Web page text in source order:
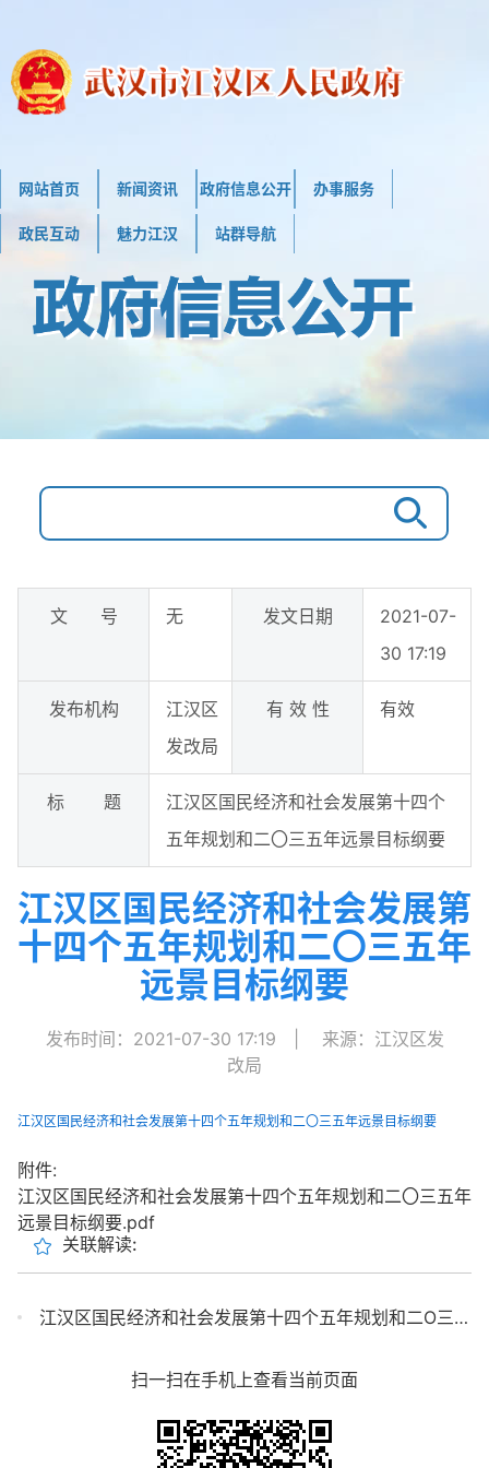
网站首页 新闻资讯 政府信息公开 办事服务
政民互动 魅力江汉 站群导航
文 号 无 发文日期
2021-07-
30 17:19
发布机构
江汉区
发改局
有 效 性 有效
标 题
江汉区国民经济和社会发展第十四个
五年规划和二〇三五年远景目标纲要
江汉区国民经济和社会发展第
十四个五年规划和二〇三五年
远景目标纲要
发布时间：2021-07-30 17:19
来源：江汉区发
改局
江汉区国民经济和社会发展第十四个五年规划和二〇三五年远景目标纲要
附件:
江汉区国民经济和社会发展第十四个五年规划和二〇三五年
远景目标纲要.pdf
关联解读:
江汉区国民经济和社会发展第十四个五年规划和二O三五年远景目标纲要（图解）
扫一扫在手机上查看当前页面